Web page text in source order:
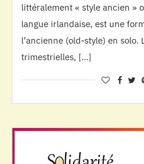
littéralement « style ancien »
langue irlandaise, est une
l’ancienne (old-style) en solo.
trimestrielles, […]